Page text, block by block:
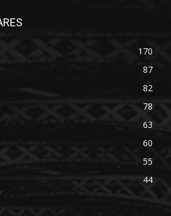
170
87
82
78
63
60
55
44